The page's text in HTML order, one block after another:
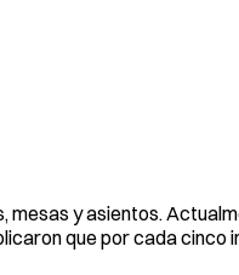
mesas y asientos.
que por cada cinco